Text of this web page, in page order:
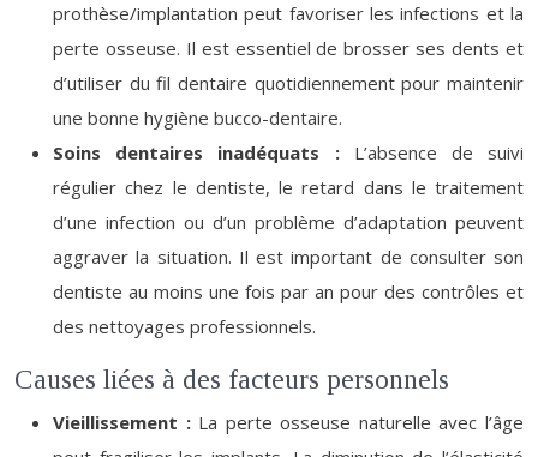
prothèse/implantation peut favoriser les infections et la
perte osseuse. Il est essentiel de brosser ses dents et
d’utiliser du fil dentaire quotidiennement pour maintenir
une bonne hygiène bucco-dentaire.
Soins dentaires inadéquats : L’absence de suivi
régulier chez le dentiste, le retard dans le traitement
d’une infection ou d’un problème d’adaptation peuvent
aggraver la situation. Il est important de consulter son
dentiste au moins une fois par an pour des contrôles et
des nettoyages professionnels.
Causes liées à des facteurs personnels
Vieillissement : La perte osseuse naturelle avec l’âge